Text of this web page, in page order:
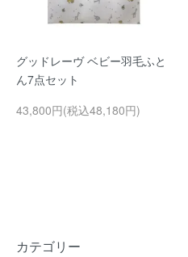
グッドレーヴ ベビー羽毛ふと
ん7点セット
43,800円(税込48,180円)
カテゴリー